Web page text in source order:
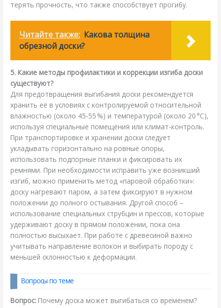
терять прочность, что также способствует прогибу.
Читайте также: Какова толщина
обрезной доски?
5. Какие методы профилактики и коррекции изгиба доски
существуют?
Для предотвращения выгибания доски рекомендуется
хранить её в условиях с контролируемой относительной
влажностью (около 45‑55 %) и температурой (около 20 °C),
используя специальные помещения или климат-контроль.
При транспортировке и хранении доски следует
укладывать горизонтально на ровные опоры,
использовать подпорные планки и фиксировать их
ремнями. При необходимости исправить уже возникший
изгиб, можно применить метод «паровой обработки»:
доску нагревают паром, а затем фиксируют в нужном
положении до полного остывания. Другой способ –
использование специальных струбцин и прессов, которые
удерживают доску в прямом положении, пока она
полностью высыхает. При работе с древесиной важно
учитывать направление волокон и выбирать породу с
меньшей склонностью к деформации.
Вопросы по теме
Вопрос: Почему доска может выгибаться со временем?